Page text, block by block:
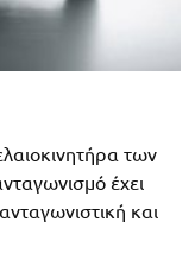
των
έχει
και